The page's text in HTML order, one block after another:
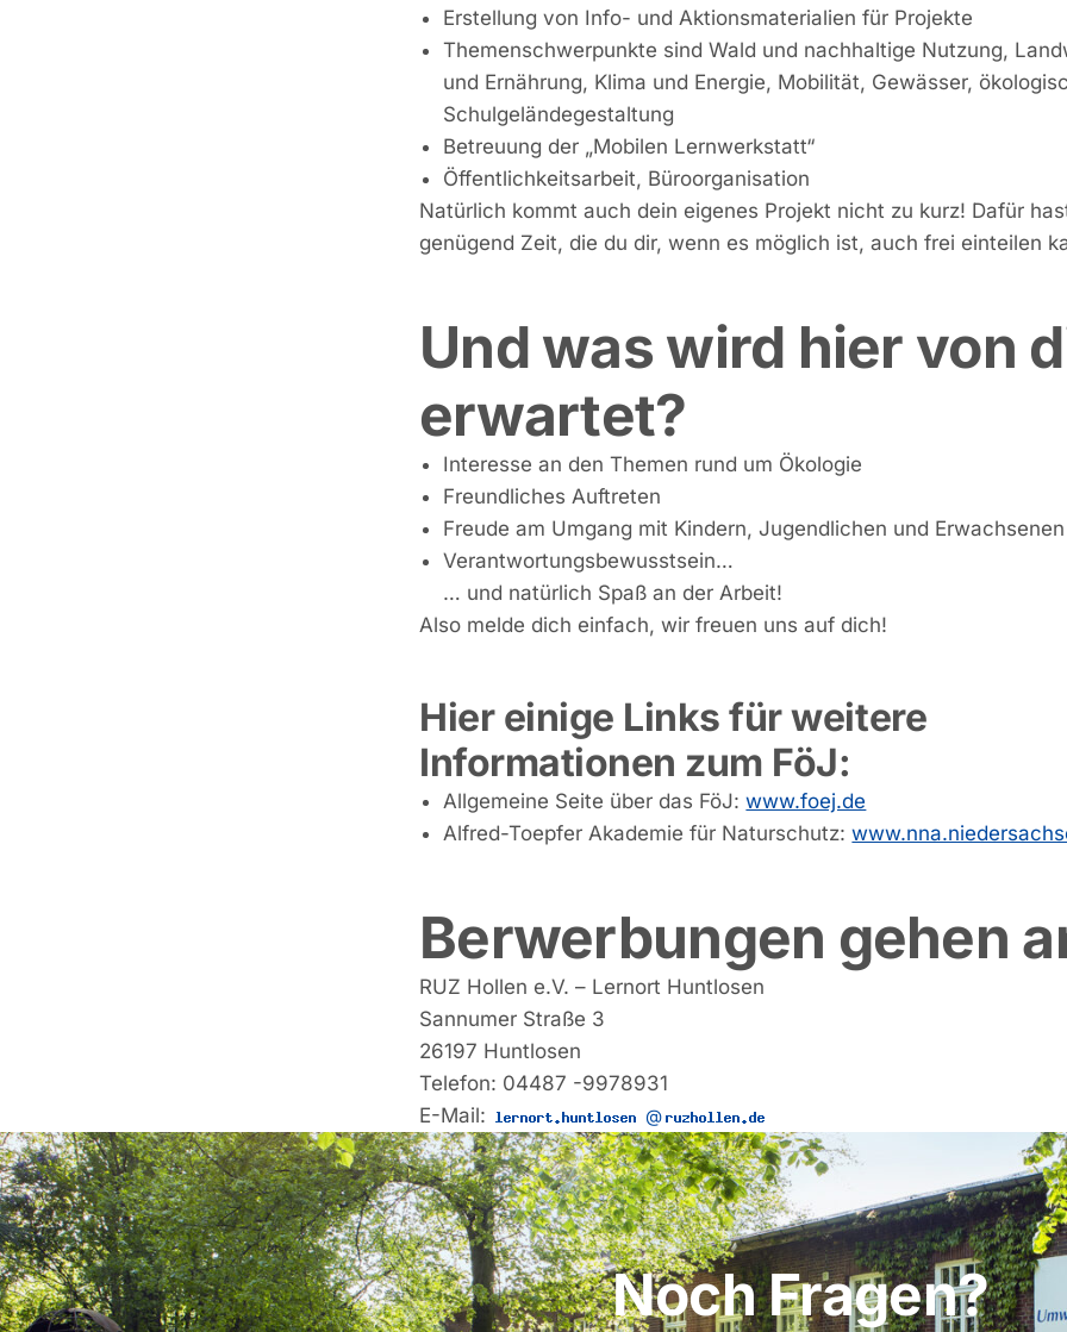
Erstellung von Info- und Aktionsmaterialien für Projekte
Themenschwerpunkte sind Wald und nachhaltige Nutzung,
und Ernährung, Klima und Energie, Mobilität, Gewässer,
Schulgeländegestaltung
Betreuung der „Mobilen Lernwerkstatt“
Öffentlichkeitsarbeit, Büroorganisation
Natürlich kommt auch dein eigenes Projekt nicht zu kurz! Dafür
genügend Zeit, die du dir, wenn es möglich ist, auch frei einteilen
Und was wird hier von
erwartet?
Interesse an den Themen rund um Ökologie
Freundliches Auftreten
Freude am Umgang mit Kindern, Jugendlichen und Erwachsenen
Verantwortungsbewusstsein…
… und natürlich Spaß an der Arbeit!
Also melde dich einfach, wir freuen uns auf dich!
Hier einige Links für weitere
Informationen zum FöJ:
Allgemeine Seite über das FöJ:www.foej.de
Alfred-Toepfer Akademie für Naturschutz:
Berwerbungen gehen
RUZ Hollen e.V. – Lernort Huntlosen
Sannumer Straße 3
26197 Huntlosen
Telefon: 04487 -9978931
E-Mail:
@
Noch Fragen?